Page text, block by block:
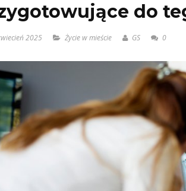
do
2025 Życie w mieście GS 0